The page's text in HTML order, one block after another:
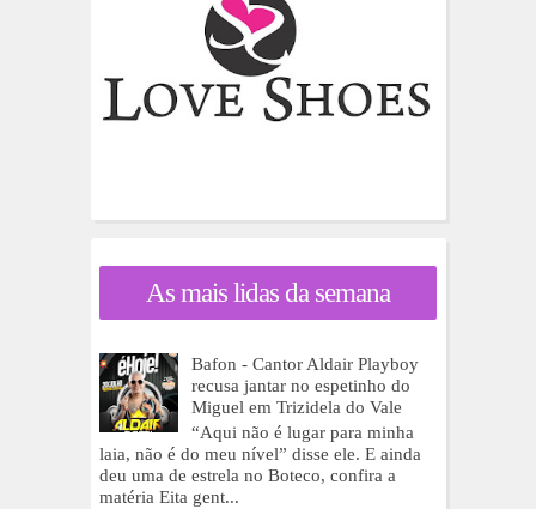
As mais lidas da semana
Bafon - Cantor Aldair Playboy
recusa jantar no espetinho do
Miguel em Trizidela do Vale
“Aqui não é lugar para minha
laia, não é do meu nível” disse ele. E ainda
deu uma de estrela no Boteco, confira a
matéria Eita gent...